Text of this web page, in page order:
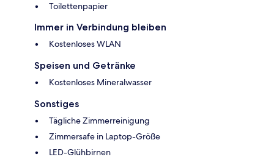
Toilettenpapier
Immer in Verbindung bleiben
Kostenloses WLAN
Speisen und Getränke
Kostenloses Mineralwasser
Sonstiges
Tägliche Zimmerreinigung
Zimmersafe in Laptop-Größe
LED-Glühbirnen